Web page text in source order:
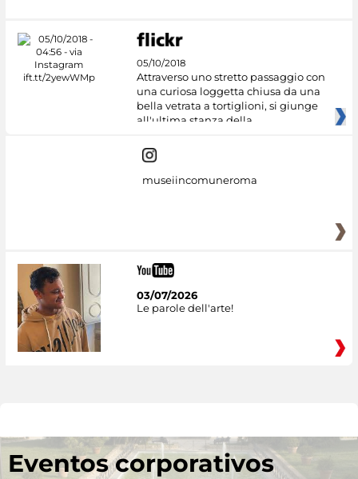
05/10/2018
Attraverso uno stretto passaggio con
una curiosa loggetta chiusa da una
bella vetrata a tortiglioni, si giunge
all'ultima stanza della
museiincomuneroma
03/07/2026
Le parole dell'arte!
Eventos corporativos